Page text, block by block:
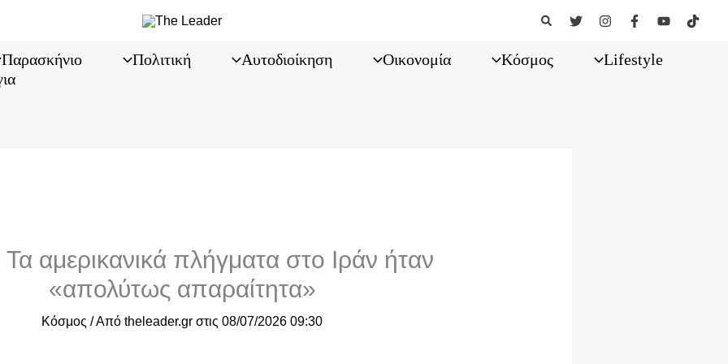
Αναζήτηση
Παρασκήνιο Πολιτική Αυτοδιοίκηση Οικονομία Κόσμος
Lifestyle
Τα αμερικανικά πλήγματα στο Ιράν ήταν
«απολύτως απαραίτητα»
Κόσμος / Από theleader.gr στις 08/07/2026 09:30